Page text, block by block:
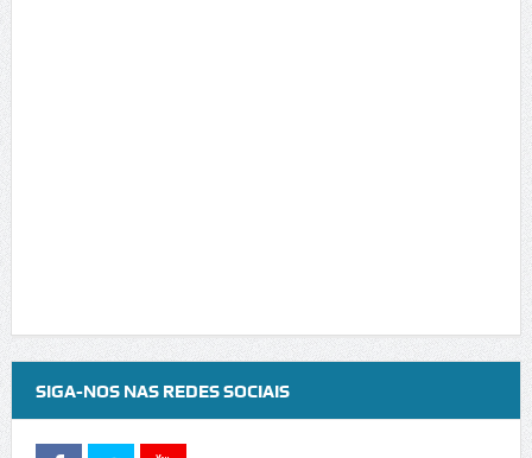
SIGA-NOS NAS REDES SOCIAIS